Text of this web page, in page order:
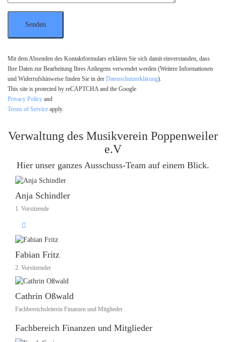
Mit dem Absenden des Kontaktformulars erklären Sie sich damit einverstanden, dass
Ihre Daten zur Bearbeitung Ihres Anliegens verwendet werden (Weitere Informationen
und Widerrufshinweise finden Sie in der Datenschutzerklärung).
This site is protected by reCAPTCHA and the Google
Privacy Policy and
Terms of Service apply.
Verwaltung des Musikverein Poppenweiler
e.V
Hier unser ganzes Ausschuss-Team auf einem Blick.
Anja Schindler
1. Vorsitzende
Fabian Fritz
2. Vorsitzender
Cathrin Oßwald
Fachbereichsleiterin Finanzen und Mitglieder
Fachbereich Finanzen und Mitglieder